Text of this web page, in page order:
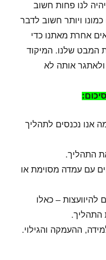
לנו פחות חשוב
ויותר חשוב לדבר
אחרת מאתנו כדי
המבט שלנו. המיקוד
אותה לא
אנו נכנסים לתהליך
עם עמדה מסוימת או
להיוועצות – כאלו
התהליך.